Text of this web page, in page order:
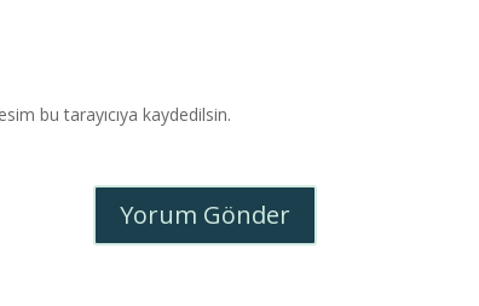
bu tarayıcıya kaydedilsin.